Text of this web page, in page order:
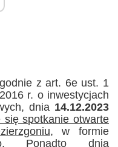
z art. 6e ust. 1
r. o inwestycjach
dnia 14.12.2023
się spotkanie otwarte
, w formie
Ponadto dnia